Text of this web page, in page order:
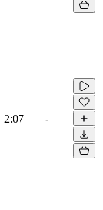
2:07 -